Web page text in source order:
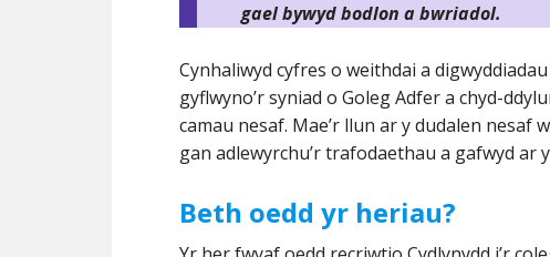
gael bywyd bodlon a bwriadol.
Cynhaliwyd cyfres o weithdai a
gyflwyno’r syniad o Goleg Adfer a chyd-
camau nesaf. Mae’r llun ar y dudalen nesaf
gan adlewyrchu’r trafodaethau a gafwyd ar
Beth oedd yr heriau?